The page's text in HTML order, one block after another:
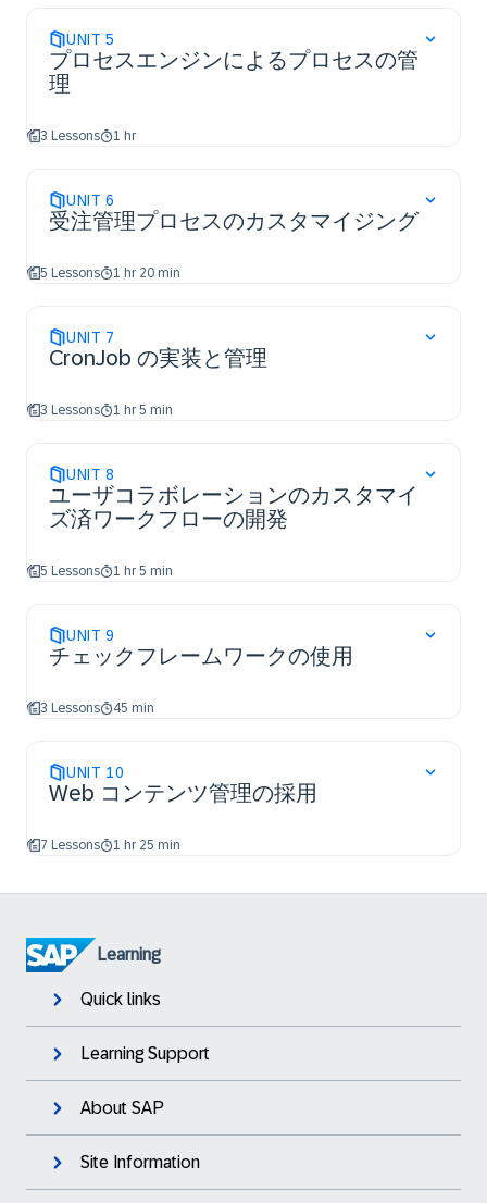
UNIT 5
プロセスエンジンによるプロセスの管
理
3 Lessons 1 hr
UNIT 6
受注管理プロセスのカスタマイジング
5 Lessons 1 hr 20 min
UNIT 7
CronJob の実装と管理
3 Lessons 1 hr 5 min
UNIT 8
ユーザコラボレーションのカスタマイ
ズ済ワークフローの開発
5 Lessons 1 hr 5 min
UNIT 9
チェックフレームワークの使用
3 Lessons 45 min
UNIT 10
Web コンテンツ管理の採用
7 Lessons 1 hr 25 min
Learning
Quick links
Learning Support
About SAP
Site Information